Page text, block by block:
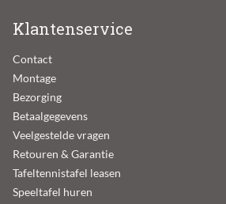
Klantenservice
Contact
Montage
Bezorging
Betaalgegevens
Veelgestelde vragen
Retouren & Garantie
Tafeltennistafel leasen
Speeltafel huren